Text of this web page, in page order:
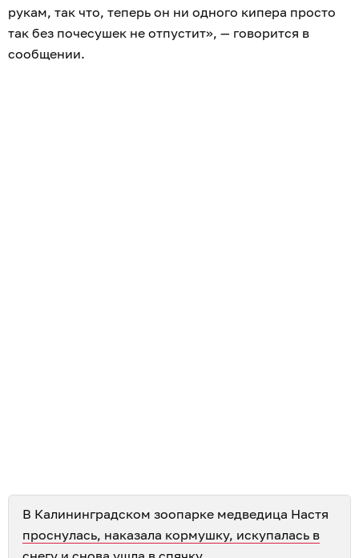
рукам, так что, теперь он ни одного кипера просто
так без почесушек не отпустит», — говорится в
сообщении.
В Калининградском зоопарке медведица Настя
проснулась, наказала кормушку, искупалась в